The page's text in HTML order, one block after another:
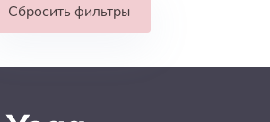
Сбросить фильтры